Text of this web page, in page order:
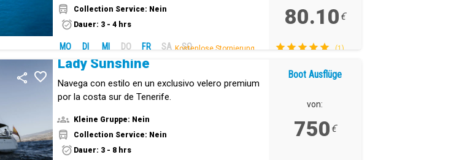
Collection Service: Nein
Dauer: 3 - 4 hrs
MO DI MI DO FR SA SO
Kostenlose Stornierung.
80.10 €
(1)
Lady Sunshine
Navega con estilo en un exclusivo velero premium
por la costa sur de Tenerife.
Kleine Gruppe: Nein
Collection Service: Nein
Dauer: 3 - 8 hrs
Boot Ausflüge
von:
750 €